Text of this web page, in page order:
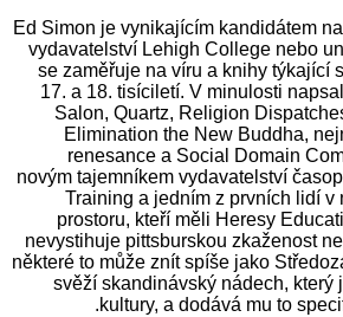
Ed Simon je vynikajícím kandidátem
vydavatelství Lehigh College nebo
se zaměřuje na víru a knihy týkající
17. a 18. tisíciletí. V minulosti
Salon, Quartz, Religion
Elimination the New Buddha,
renesance a Social Domain
novým tajemníkem vydavatelství
Training a jedním z prvních lidí v
prostoru, kteří měli Heresy
nevystihuje pittsburskou zkaženost
některé to může znít spíše jako
svěží skandinávský nádech, který
kultury, a dodává mu to